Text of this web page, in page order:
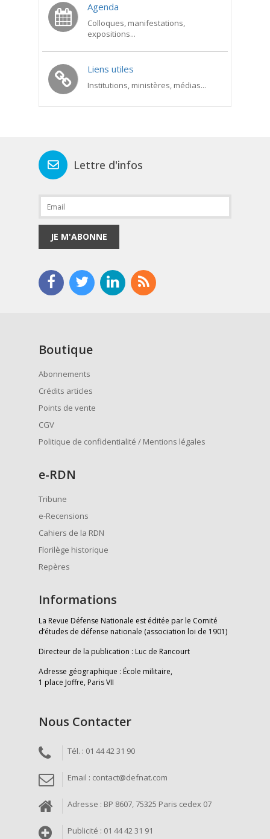
Agenda
Colloques, manifestations,
expositions...
Liens utiles
Institutions, ministères, médias...
Lettre d'infos
JE M'ABONNE
Boutique
Abonnements
Crédits articles
Points de vente
CGV
Politique de confidentialité / Mentions légales
e-RDN
Tribune
e-Recensions
Cahiers de la RDN
Florilège historique
Repères
Informations
La Revue Défense Nationale est éditée par le Comité
d’études de défense nationale (association loi de 1901)
Directeur de la publication : Luc de Rancourt
Adresse géographique : École militaire,
1 place Joffre, Paris VII
Nous Contacter
Tél. : 01 44 42 31 90
Email : contact@defnat.com
Adresse : BP 8607, 75325 Paris cedex 07
Publicité : 01 44 42 31 91